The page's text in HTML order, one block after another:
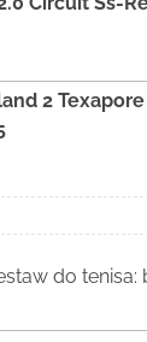
2
do tenisa: